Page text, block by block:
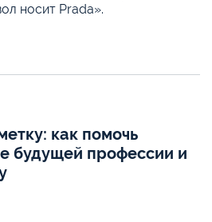
носит Prada».
как помочь
будущей профессии и